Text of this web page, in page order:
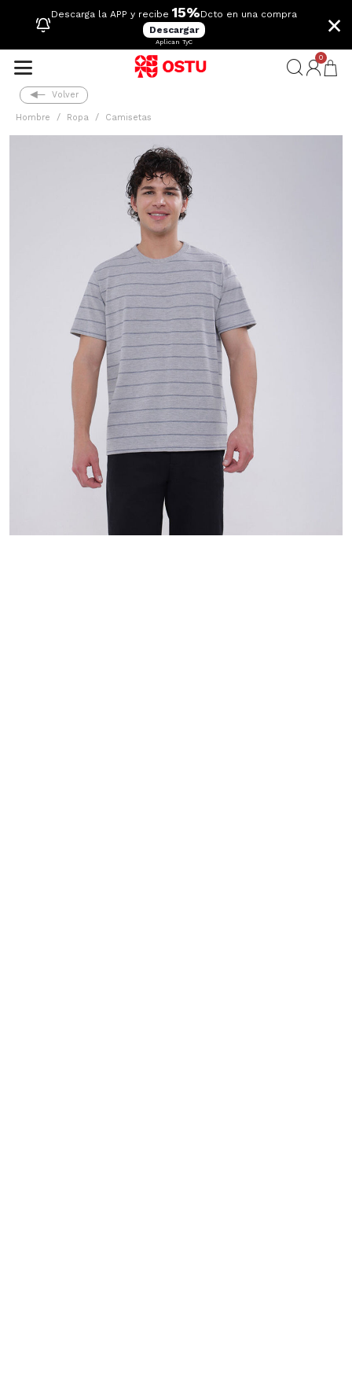
Descarga la APP y recibe 15%Dcto en una compra
Descargar
Aplican TyC
×
0
Volver
Hombre Ropa Camisetas